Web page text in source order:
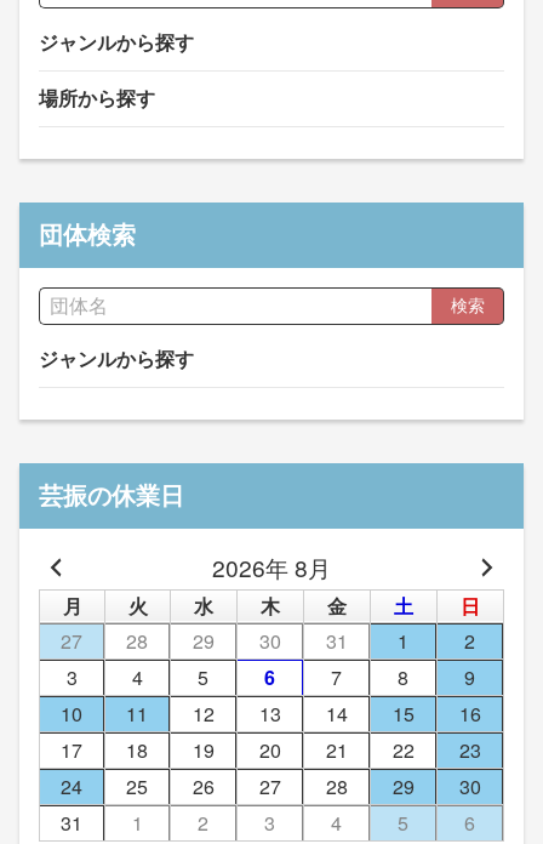
ジャンルから探す
場所から探す
団体検索
検索
ジャンルから探す
芸振の休業日
2026年 8月
月 火 水 木 金 土
日
27
28 29 30 31 1
2
3
4 5 6 7 8
9
10
11 12 13 14 15
16
17
18 19 20 21 22
23
24
25 26 27 28 29
30
31
1 2 3 4 5 6